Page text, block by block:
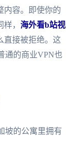
内容。即使你的
， 海外看b站视
直接被拒绝。这
通的商业VPN也
坡的公寓里拥有